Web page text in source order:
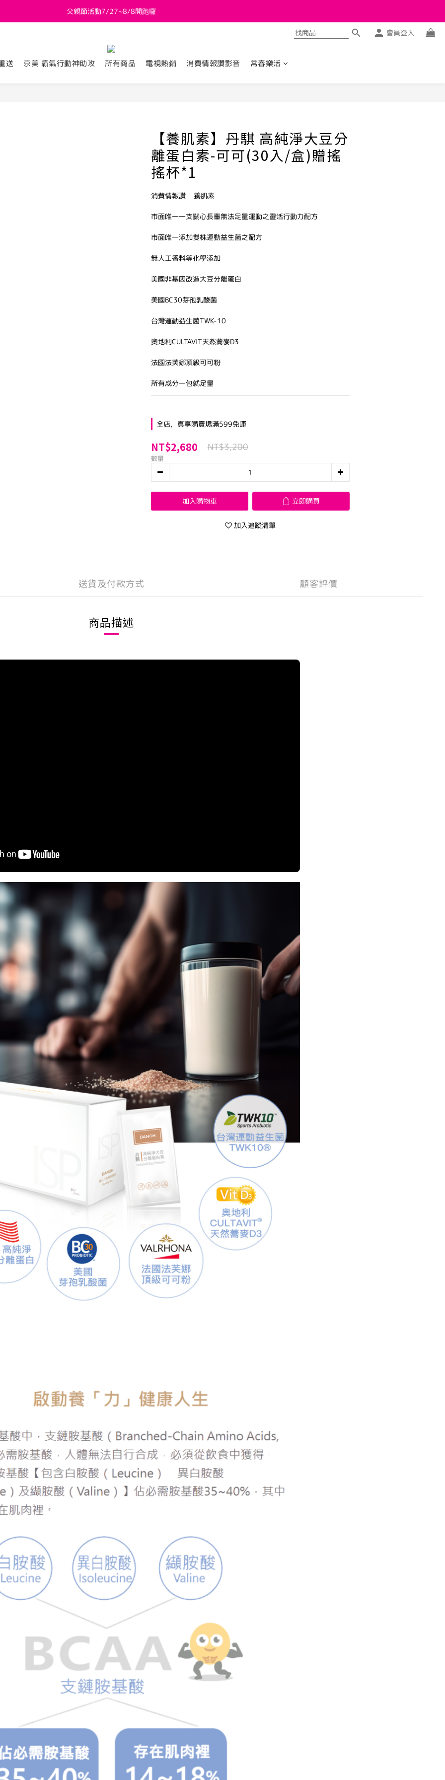
新會員送 $800購物金
父親節活動7/27~8/8開跑囉
會員登入
送 京美 霸氣行動神助攻 所有商品 電視熱銷 消費情報讚影音 常春樂活
【養肌素】丹騏 高純淨大豆分
離蛋白素-可可(30入/盒)贈搖
搖杯*1
消費情報讚    養肌素
市面唯一一支關心長輩無法足量運動之靈活行動力配方
市面唯一添加雙株運動益生菌之配方
無人工香料等化學添加
美國非基因改造大豆分離蛋白
美國BC30芽孢乳酸菌
台灣運動益生菌TWK-10
奧地利CULTAVIT天然蕎麥D3
法國法芙娜頂級可可粉
所有成分一包就足量
全店，真享購賣場滿599免運
NT$2,680 NT$3,200
數量
加入購物車 立即購買
加入追蹤清單
送貨及付款方式 顧客評價
商品描述